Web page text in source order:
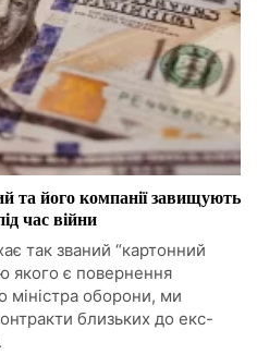
та його компанії завищують
час війни
так званий “картонний
якого є повернення
міністра оборони, ми
близьких до екс-